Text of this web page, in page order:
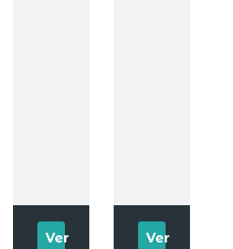
Ver
Ver